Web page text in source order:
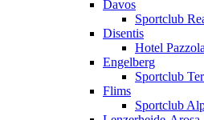
Davos
Sportclub
Disentis
Hotel Pazzola
Engelberg
Sportclub
Flims
Sportclub